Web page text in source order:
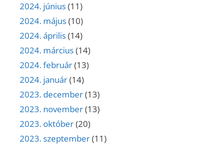
2024. június(11)
2024. május(10)
2024. április(14)
2024. március(14)
2024. február(13)
2024. január(14)
2023. december(13)
2023. november(13)
2023. október(20)
2023. szeptember(11)